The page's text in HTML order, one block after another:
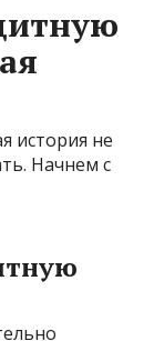
история не
Начнем с